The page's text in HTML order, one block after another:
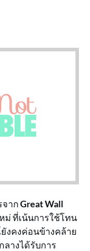
จากGreat Wall
ม่ ที่เน้นการใช้โทน
งคงค่อนข้างคล้าย
างได้รับการ